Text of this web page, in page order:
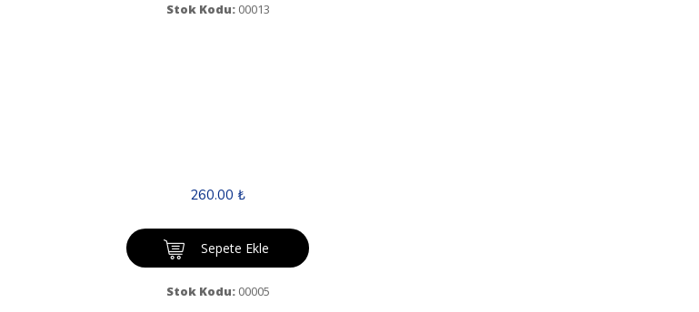
Stok Kodu: 00013
260.00 ₺
Sepete Ekle
Stok Kodu: 00005